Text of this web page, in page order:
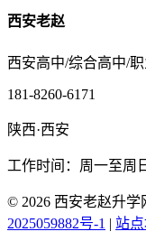
西安老赵
西安高中/综合高中/
181-8260-6171
陕西·西安
工作时间：周一至周
© 2026 西安老赵升学
2025059882号-1 | 站点